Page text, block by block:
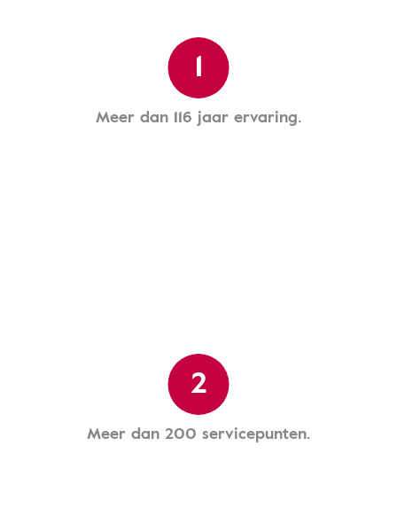
1
Meer dan 116 jaar ervaring.
2
Meer dan 200 servicepunten.